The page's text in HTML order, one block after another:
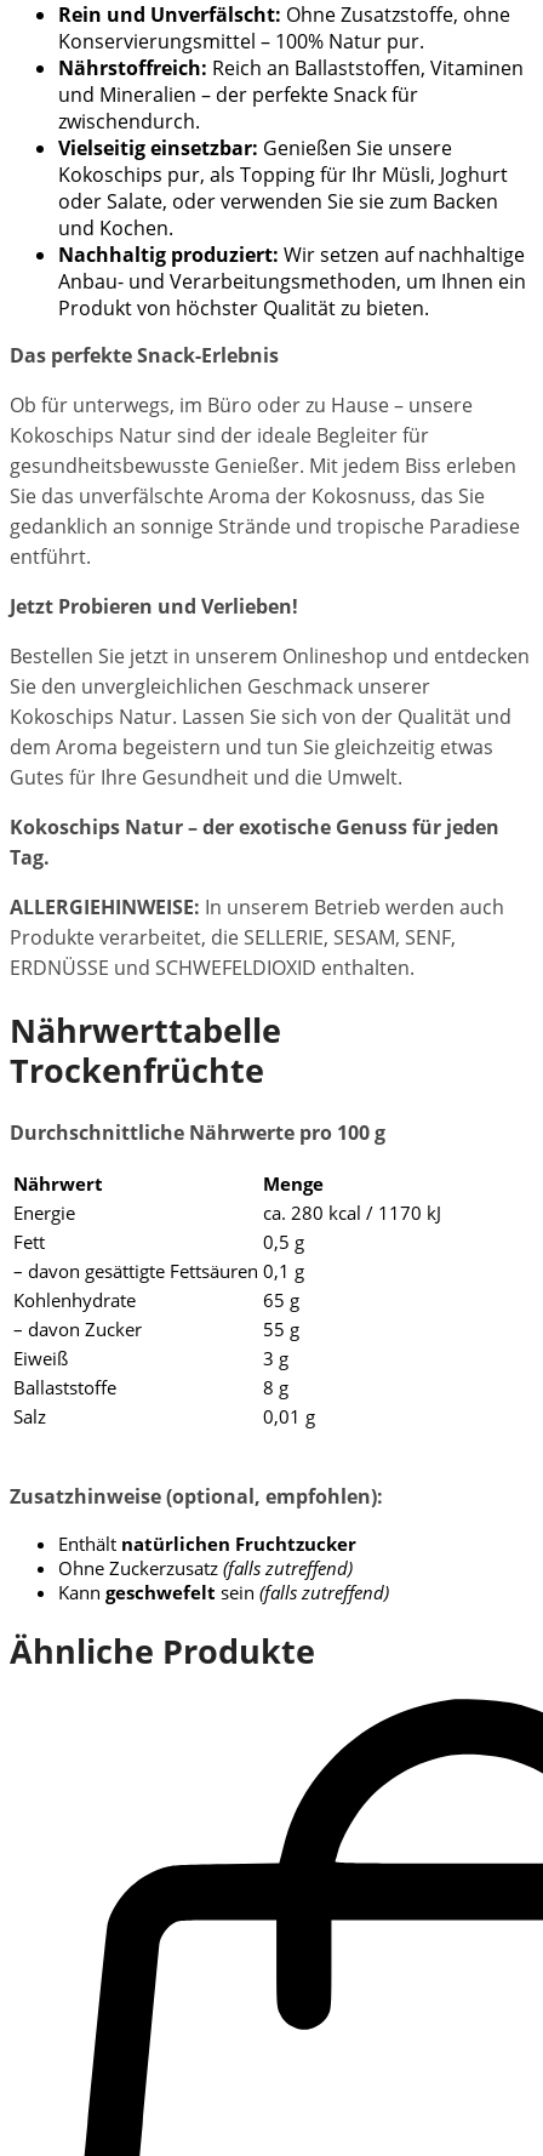
Rein und Unverfälscht: Ohne Zusatzstoffe, ohne
Konservierungsmittel – 100% Natur pur.
Nährstoffreich: Reich an Ballaststoffen, Vitaminen
und Mineralien – der perfekte Snack für
zwischendurch.
Vielseitig einsetzbar: Genießen Sie unsere
Kokoschips pur, als Topping für Ihr Müsli, Joghurt
oder Salate, oder verwenden Sie sie zum Backen
und Kochen.
Nachhaltig produziert: Wir setzen auf nachhaltige
Anbau- und Verarbeitungsmethoden, um Ihnen ein
Produkt von höchster Qualität zu bieten.
Das perfekte Snack-Erlebnis
Ob für unterwegs, im Büro oder zu Hause – unsere
Kokoschips Natur sind der ideale Begleiter für
gesundheitsbewusste Genießer. Mit jedem Biss erleben
Sie das unverfälschte Aroma der Kokosnuss, das Sie
gedanklich an sonnige Strände und tropische Paradiese
entführt.
Jetzt Probieren und Verlieben!
Bestellen Sie jetzt in unserem Onlineshop und entdecken
Sie den unvergleichlichen Geschmack unserer
Kokoschips Natur. Lassen Sie sich von der Qualität und
dem Aroma begeistern und tun Sie gleichzeitig etwas
Gutes für Ihre Gesundheit und die Umwelt.
Kokoschips Natur – der exotische Genuss für jeden
Tag.
ALLERGIEHINWEISE: In unserem Betrieb werden auch
Produkte verarbeitet, die SELLERIE, SESAM, SENF,
ERDNÜSSE und SCHWEFELDIOXID enthalten.
Nährwerttabelle
Trockenfrüchte
Durchschnittliche Nährwerte pro 100 g
Nährwert
Menge
Energie
ca. 280 kcal / 1170 kJ
Fett
0,5 g
– davon gesättigte Fettsäuren 0,1 g
Kohlenhydrate
65 g
– davon Zucker
55 g
Eiweiß
3 g
Ballaststoffe
8 g
Salz
0,01 g
Zusatzhinweise (optional, empfohlen):
Enthält natürlichen Fruchtzucker
Ohne Zuckerzusatz (falls zutreffend)
Kann geschwefelt sein (falls zutreffend)
Ähnliche Produkte